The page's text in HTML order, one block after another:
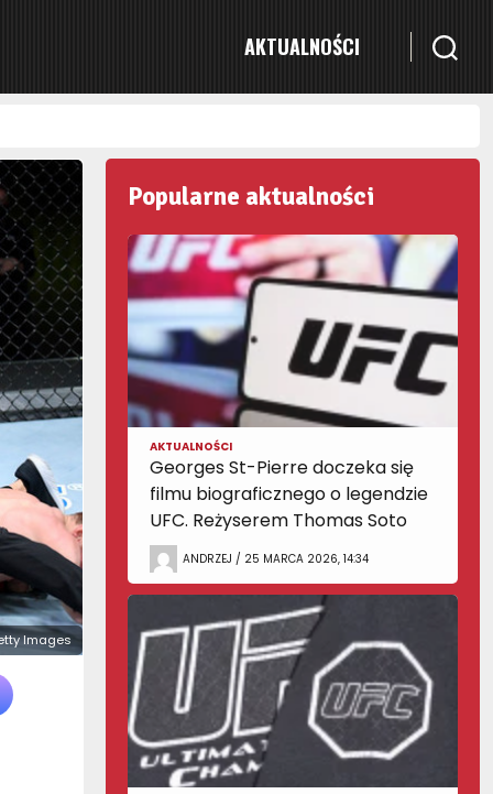
AKTUALNOŚCI
Images
Popularne aktualności
AKTUALNOŚCI
Georges St-Pierre doczeka się
filmu biograficznego o legendzie
UFC. Reżyserem Thomas Soto
ANDRZEJ / 25 MARCA 2026, 14:34